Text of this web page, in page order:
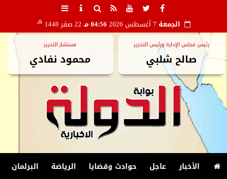
الجمعة 04:56 مـ 22 صفر 1448 هـ
رئيس مجلس الإدارة ورئيس التحرير
صالح شلبي
مستشار التحرير
محمود نفادي
الأخبار عاجل حوادث وقضايا الرياضة البرلمان